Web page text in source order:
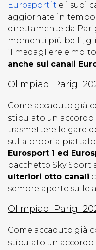
Eurosport.it e i suoi
aggiornate in
direttamente da
momenti più belli,
il medagliere e
anche sui canali
Olimpiadi Parigi
Come accaduto già
stipulato un
trasmettere le gare
sulla propria
Eurosport 1 ed
pacchetto Sky Sport
ulteriori otto canali
sempre aperte sulle
Olimpiadi Parigi
Come accaduto già
stipulato un accordo